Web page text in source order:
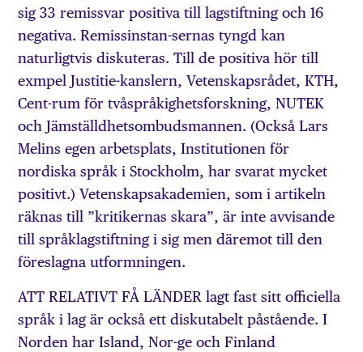
sig 33 remissvar positiva till lagstiftning och 16
negativa. Remissinstan-sernas tyngd kan
naturligtvis diskuteras. Till de positiva hör till
exmpel Justitie-kanslern, Vetenskapsrådet, KTH,
Cent-rum för tvåspråkighetsforskning, NUTEK
och Jämställdhetsombudsmannen. (Också Lars
Melins egen arbetsplats, Institutionen för
nordiska språk i Stockholm, har svarat mycket
positivt.) Vetenskapsakademien, som i artikeln
räknas till ”kritikernas skara”, är inte avvisande
till språklagstiftning i sig men däremot till den
föreslagna utformningen.
ATT RELATIVT FÅ LÄNDER lagt fast sitt officiella
språk i lag är också ett diskutabelt påstående. I
Norden har Island, Nor-ge och Finland